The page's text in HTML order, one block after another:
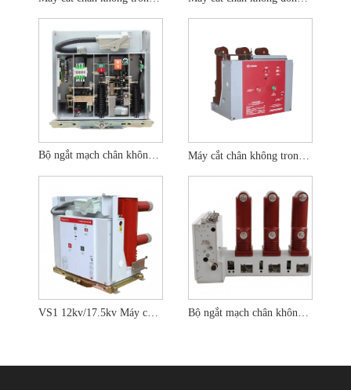
Bộ ngắt mạch chân không HV trong nhà 630A
VS1 12kv/17.5kv Máy cắt chân không loại xe đẩy tay 3 cực VS1 12kv/17.5kv Bộ ngắt mạch chân không thông minh gắn bên 12KV 24KV 36KV Hv và Mv cho thiết bị đóng cắt